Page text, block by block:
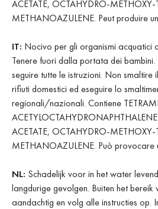
ACETATE, OCTAHYDRO-METHOXY-
METHANOAZULENE. Peut produire
IT: Nocivo per gli organismi acquatici
Tenere fuori dalla portata dei
seguire tutte le istruzioni. Non smaltire
rifiuti domestici ed eseguire lo
regionali/nazionali. Contiene
ACETATE, OCTAHYDRO-METHOXY-
METHANOAZULENE. Può
NL: Schadelijk voor in het water
langdurige gevolgen. Buiten het bereik
aandachtig en volg alle instructies op.